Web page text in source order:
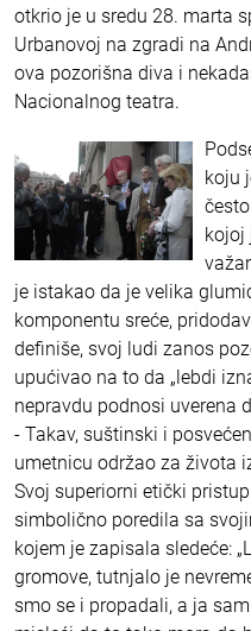
otkrio je u sredu 28. marta
Urbanovoj na zgradi na
ova pozorišna diva i
Nacionalnog teatra.
koju
kojoj
je istakao da je velika
komponentu sreće,
definiše, svoj ludi zanos
upućivao na to da „lebdi
nepravdu podnosi uverena
- Takav, suštinski i
umetnicu održao za života
Svoj superiorni etički
simbolično poredila sa
kojem je zapisala sledeće:
gromove, tutnjalo je
smo se i propadali, a ja